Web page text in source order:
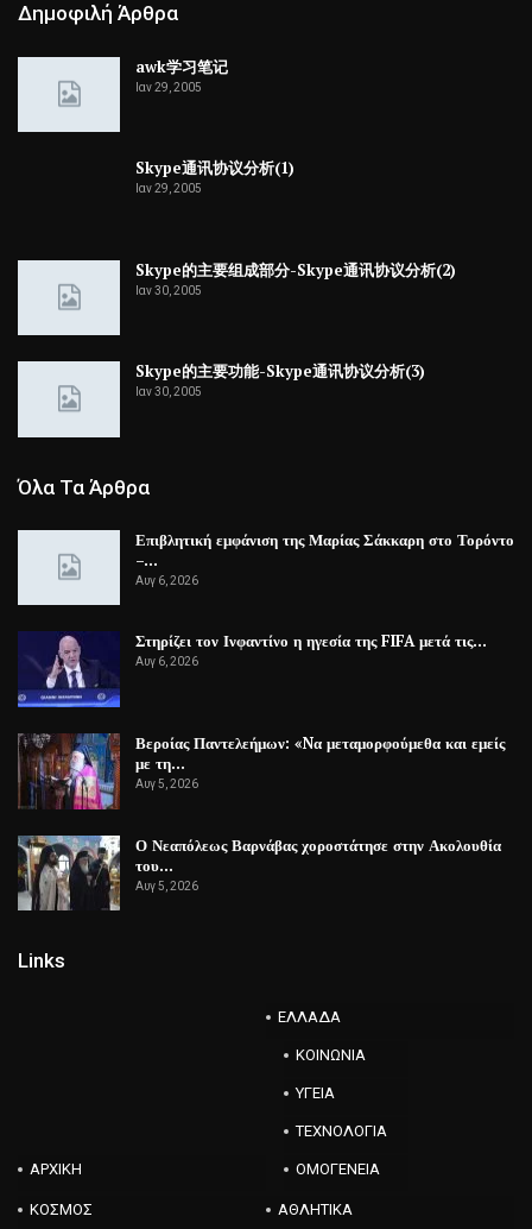
Δημοφιλή Άρθρα
awk学习笔记
Ιαν 29, 2005
Skype通讯协议分析(1)
Ιαν 29, 2005
Skype的主要组成部分-Skype通讯协议分析(2)
Ιαν 30, 2005
Skype的主要功能-Skype通讯协议分析(3)
Ιαν 30, 2005
Όλα Τα Άρθρα
Επιβλητική εμφάνιση της Μαρίας Σάκκαρη στο Τορόντο
–…
Αυγ 6, 2026
Στηρίζει τον Ινφαντίνο η ηγεσία της FIFA μετά τις…
Αυγ 6, 2026
Βεροίας Παντελεήμων: «Nα μεταμορφούμεθα και εμείς
με τη…
Αυγ 5, 2026
Ο Νεαπόλεως Βαρνάβας χοροστάτησε στην Ακολουθία
του…
Αυγ 5, 2026
Links
ΑΡΧΙΚΗ
ΕΛΛΑΔΑ
ΚΟΙΝΩΝΙΑ
ΥΓΕΙΑ
ΤΕΧΝΟΛΟΓΙΑ
ΟΜΟΓΕΝΕΙΑ
ΚΟΣΜΟΣ ΑΘΛΗΤΙΚΑ